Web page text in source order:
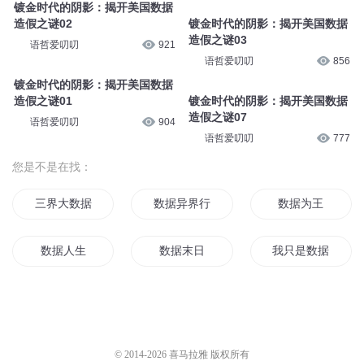
镀金时代的阴影：揭开美国数据
造假之谜02
语哲爱叨叨 921
镀金时代的阴影：揭开美国数据
造假之谜01
语哲爱叨叨 904
镀金时代的阴影：揭开美国数据
造假之谜03
语哲爱叨叨 856
镀金时代的阴影：揭开美国数据
造假之谜07
语哲爱叨叨 777
您是不是在找：
三界大数据 数据异界行 数据为王
数据人生 数据末日 我只是数据
© 2014-2026 喜马拉雅 版权所有